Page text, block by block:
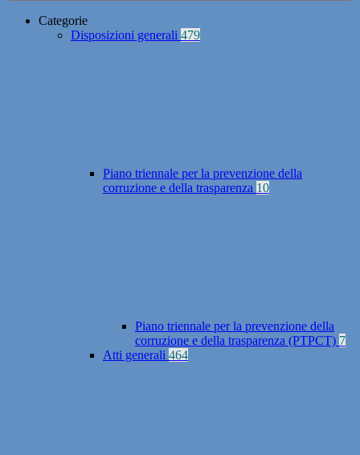
Categorie
Disposizioni generali 479
Piano triennale per la prevenzione della
corruzione e della trasparenza 10
Piano triennale per la prevenzione della
corruzione e della trasparenza (PTPCT) 7
Atti generali 464